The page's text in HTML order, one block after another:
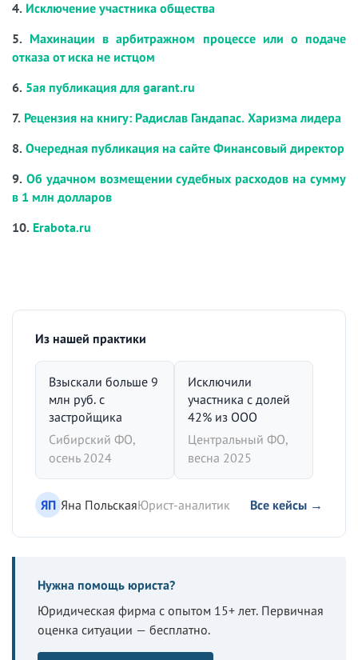
4. Исключение участника общества
5. Махинации в арбитражном процессе или о подаче
отказа от иска не истцом
6. 5ая публикация для garant.ru
7. Рецензия на книгу: Радислав Гандапас. Харизма лидера
8. Очередная публикация на сайте Финансовый директор
9. Об удачном возмещении судебных расходов на сумму
в 1 млн долларов
10. Erabota.ru
Из нашей практики
Взыскали больше 9
млн руб. с
застройщика
Сибирский ФО,
осень 2024
Исключили
участника с долей
42% из ООО
Центральный ФО,
весна 2025
ЯП Яна ПольскаяЮрист-аналитик Все кейсы →
Нужна помощь юриста?
Юридическая фирма с опытом 15+ лет. Первичная
оценка ситуации — бесплатно.